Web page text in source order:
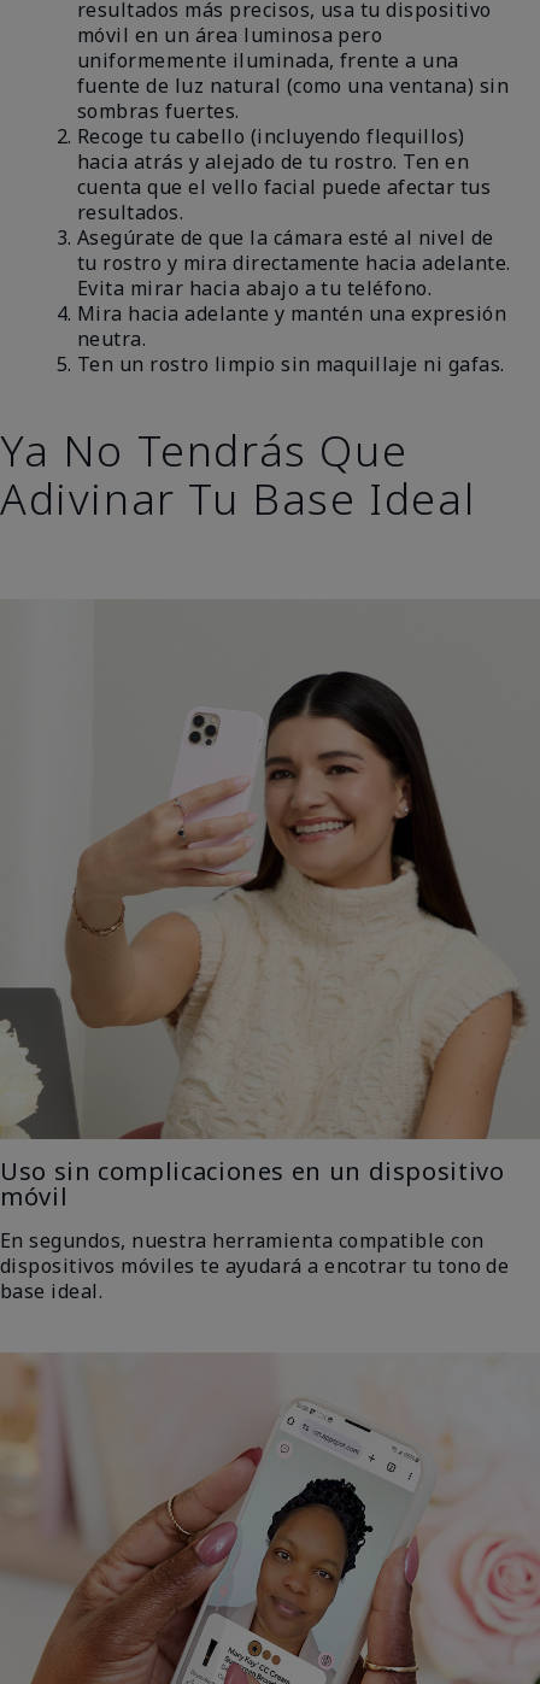
resultados más precisos, usa tu dispositivo
móvil en un área luminosa pero
uniformemente iluminada, frente a una
fuente de luz natural (como una ventana) sin
sombras fuertes.
Recoge tu cabello (incluyendo flequillos)
hacia atrás y alejado de tu rostro. Ten en
cuenta que el vello facial puede afectar tus
resultados.
Asegúrate de que la cámara esté al nivel de
tu rostro y mira directamente hacia adelante.
Evita mirar hacia abajo a tu teléfono.
Mira hacia adelante y mantén una expresión
neutra.
Ten un rostro limpio sin maquillaje ni gafas.
Ya No Tendrás Que
Adivinar Tu Base Ideal
Uso sin complicaciones en un dispositivo
móvil
En segundos, nuestra herramienta compatible con
dispositivos móviles te ayudará a encotrar tu tono de
base ideal.